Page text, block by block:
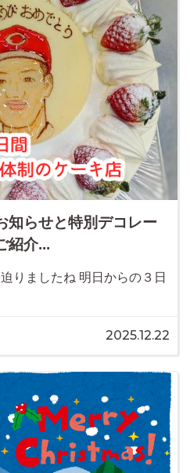
知らせと特別デコレー
紹介...
りましたね 明日からの３日
2025.12.22